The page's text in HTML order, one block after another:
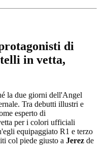
di
in vetta,
la due giorni dell'Angel
Tra debutti illustri e
esperto di
per i colori ufficiali
equipaggiato R1 e terzo
col piede giusto a Jerez de